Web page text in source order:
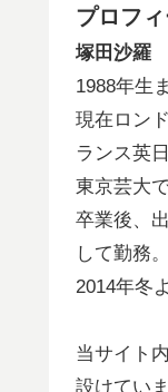
プロフ
塚田沙羅
1988年生
現在ロン
ランス英
東京芸大
卒業後、
して勤務
2014年冬
当サイト
設けてい